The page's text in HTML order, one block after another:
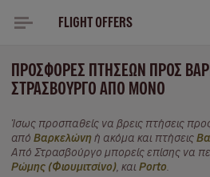
FLIGHT OFFERS
ΠΡΟΣΦΟΡΈΣ ΠΤΉΣΕΩΝ ΠΡΟΣ
ΣΤΡΑΣΒΟΎΡΓΟ ΑΠΌ ΜΌΝΟ
Ίσως προσπαθείς να βρεις πτήσεις
από Βαρκελώνη ή ακόμα και πτήσεις
Από Στρασβούργο μπορείς επίσης να
Ρώμης (Φιουμιτσίνο) , και Porto